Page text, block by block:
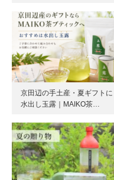
京田辺の手土産・夏ギフトに
水出し玉露｜MAIKO茶…